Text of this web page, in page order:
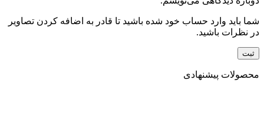
شما باید وارد حساب خود شده باشید تا قادر به اضافه کردن تصاویر
در نظرات باشید.
محصولات پیشنهادی